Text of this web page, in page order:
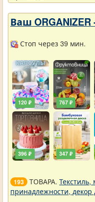
Ваш
Стоп через 39 мин.
120 ₽
396 ₽
767 ₽
347 ₽
193 ТОВАРА.
принадлежности, декор